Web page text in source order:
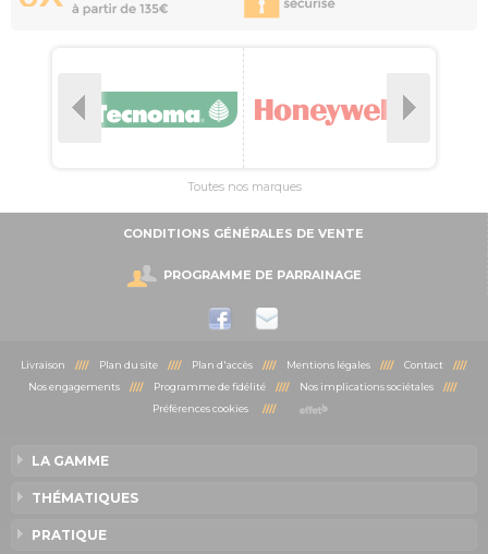
Toutes nos marques
CONDITIONS GÉNÉRALES DE VENTE
PROGRAMME DE PARRAINAGE
Livraison //// Plan du site //// Plan d'accès //// Mentions légales //// Contact ////
Nos engagements//// Programme de fidélité//// Nos implications sociétales////
Préférences cookies
////
LA GAMME
THÉMATIQUES
PRATIQUE